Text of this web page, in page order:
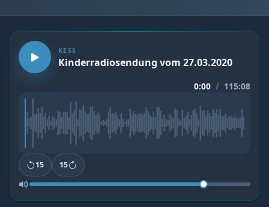
KESS
Kinderradiosendung vom 27.03.2020
0:00 / 115:08
15 15